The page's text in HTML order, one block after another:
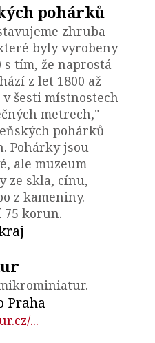
pohárků
zhruba
byly vyrobeny
s tím, že naprostá
z let 1800 až
šesti místnostech
metrech,"
pohárků
Pohárky jsou
ale muzeum
ze skla, cínu,
z kameniny.
75 korun.
Praha
...